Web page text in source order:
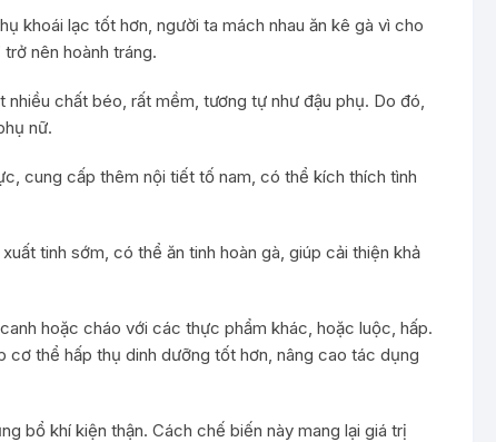
khoái lạc tốt hơn, người ta mách nhau ăn kê gà vì cho
nên hoành tráng.
chất béo, rất mềm, tương tự như đậu phụ. Do đó,
nữ.
cung cấp thêm nội tiết tố nam, có thể kích thích tình
tinh sớm, có thể ăn tinh hoàn gà, giúp cải thiện khả
hoặc cháo với các thực phẩm khác, hoặc luộc, hấp.
thể hấp thụ dinh dưỡng tốt hơn, nâng cao tác dụng
bổ khí kiện thận. Cách chế biến này mang lại giá trị